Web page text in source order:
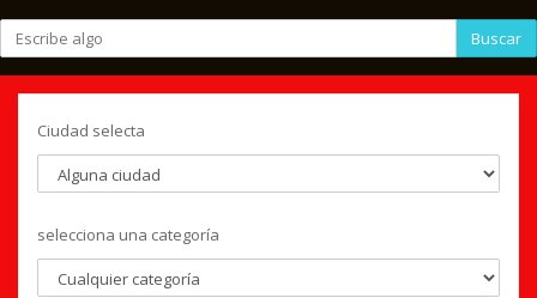
Buscar
Ciudad selecta
selecciona una categoría